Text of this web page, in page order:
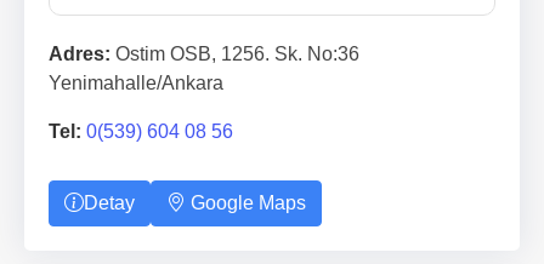
Adres: Ostim OSB, 1256. Sk. No:36
Yenimahalle/Ankara
Tel: 0(539) 604 08 56
Detay Google Maps